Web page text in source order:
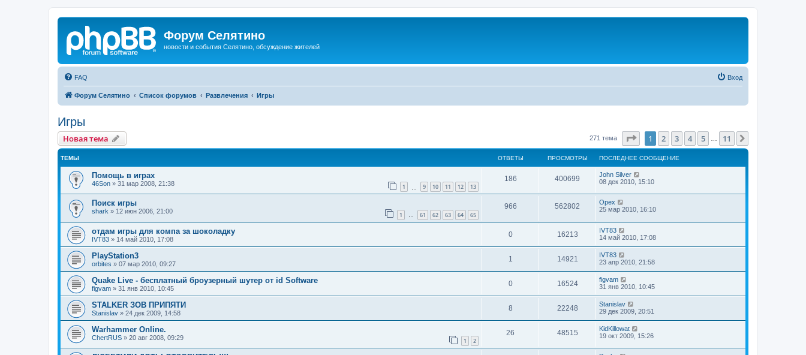
Форум Селятино
новости и события Селятино, обсуждение жителей
FAQ Вход
Форум Селятино Список форумов Развлечения Игры
Игры
Новая тема 271 тема Страница1 из 11
1 2 3 4 5 11
ТЕМЫ ОТВЕТЫ ПРОСМОТРЫ ПОСЛЕДНЕЕ СООБЩЕНИЕ
Помощь в играх
46Son » 31 мар 2008, 21:38 1 9 10 11 12 13
186 400699
John Silver
08 дек 2010, 15:10
Поиск игры
shark » 12 июн 2006, 21:00 1 … 61 62 63 64 65
966 562802
Орех
25 мар 2010, 16:10
отдам игры для компа за шоколадку
IVT83 » 14 май 2010, 17:08
0 16213
IVT83
14 май 2010, 17:08
PlayStation3
orbites » 07 мар 2010, 09:27
1 14921
IVT83
23 апр 2010, 21:58
Quake Live - бесплатный броузерный шутер от id Software
figvam » 31 янв 2010, 10:45
0 16524
figvam
31 янв 2010, 10:45
STALKER ЗОВ ПРИПЯТИ
Stanislav » 24 дек 2009, 14:58
8 22248
Stanislav
29 дек 2009, 20:51
Warhammer Online.
ChertRUS » 20 авг 2008, 09:29 1 2
26 48515
KidKillowat
19 окт 2009, 15:26